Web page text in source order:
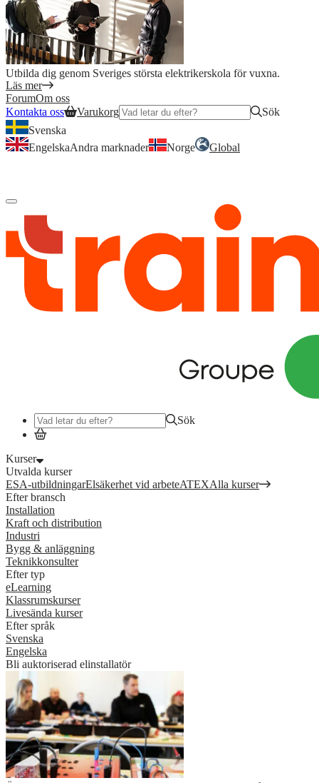
Utbilda dig genom Sveriges största elektrikerskola för vuxna.
Läs mer
ForumOm oss
Kontakta oss
Varukorg
Sök
Svenska
EngelskaAndra marknader Norge
Global
Sök
Kurser
Utvalda kurser
ESA-utbildningarElsäkerhet vid arbeteATEXAlla kurser
Efter bransch
Installation
Kraft och distribution
Industri
Bygg & anläggning
Teknikkonsulter
Efter typ
eLearning
Klassrumskurser
Livesända kurser
Efter språk
Svenska
Engelska
Bli auktoriserad elinstallatör